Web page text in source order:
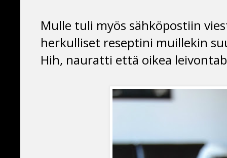
Mulle tuli myös sähköpostiin
herkulliset reseptini muillekin
Hih, nauratti että oikea